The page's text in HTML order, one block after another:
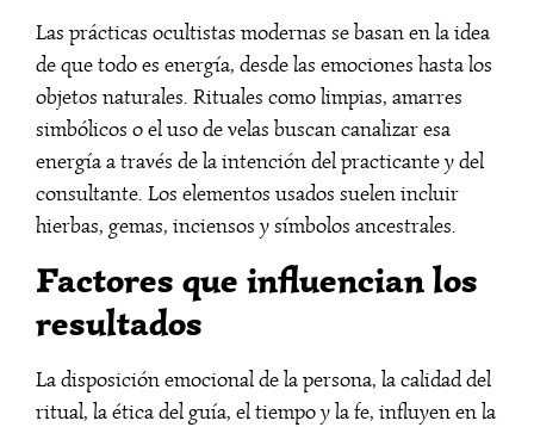
Las prácticas ocultistas modernas se basan en la idea
de que todo es energía, desde las emociones hasta los
objetos naturales. Rituales como limpias, amarres
simbólicos o el uso de velas buscan canalizar esa
energía a través de la intención del practicante y del
consultante. Los elementos usados suelen incluir
hierbas, gemas, inciensos y símbolos ancestrales.
Factores que influencian los
resultados
La disposición emocional de la persona, la calidad del
ritual, la ética del guía, el tiempo y la fe, influyen en la